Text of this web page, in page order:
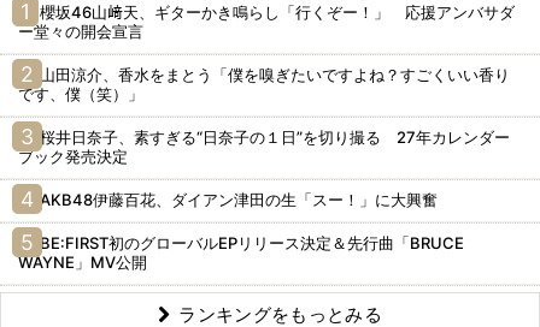
櫻坂46山﨑天、ギターかき鳴らし「行くぞー！」 応援アンバサダ
ー堂々の開会宣言
山田涼介、香水をまとう「僕を嗅ぎたいですよね？すごくいい香り
です、僕（笑）」
桜井日奈子、素すぎる“日奈子の１日”を切り撮る 27年カレンダー
ブック発売決定
AKB48伊藤百花、ダイアン津田の生「スー！」に大興奮
BE:FIRST初のグローバルEPリリース決定＆先行曲「BRUCE
WAYNE」MV公開
ランキングをもっとみる